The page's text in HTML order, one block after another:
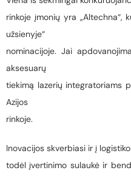
rinkoje įmonių yra „Altechna“,
užsienyje“
nominacijoje. Jai
aksesuarų
tiekimą lazerių integratoriams
Azijos
rinkoje.
Inovacijos skverbiasi ir į
todėl įvertinimo sulaukė ir